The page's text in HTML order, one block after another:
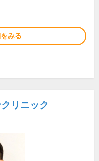
みる
リニック